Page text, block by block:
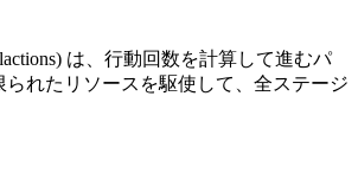
は、行動回数を計算して進むパ
られたリソースを駆使して、全ステージ